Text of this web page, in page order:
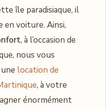
île paradisiaque, il
en voiture. Ainsi,
, à l’occasion de
nous vous
location de
, à votre
énormément